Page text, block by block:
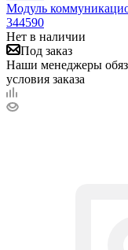
Модуль
344590
Нет в наличии
Под заказ
Наши менеджеры
условия заказа